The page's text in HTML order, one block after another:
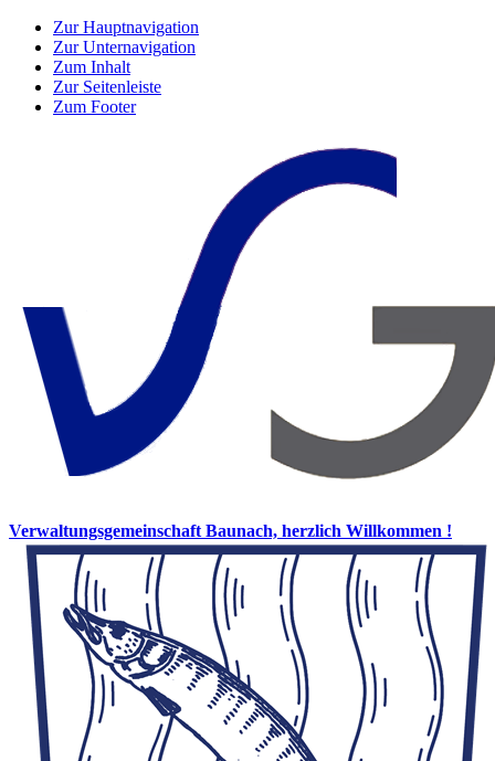
Zur Hauptnavigation
Zur Unternavigation
Zum Inhalt
Zur Seitenleiste
Zum Footer
Verwaltungsgemeinschaft Baunach, herzlich Willkommen !